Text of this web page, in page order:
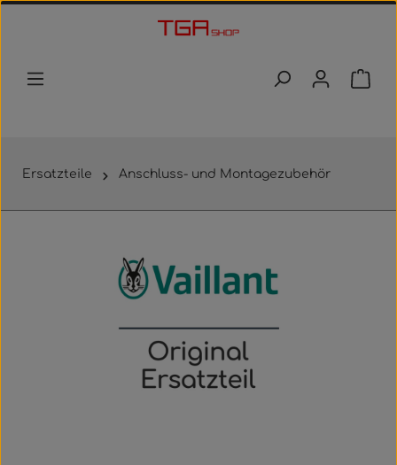
Zum Hauptinhalt springen
Ersatzteile Anschluss- und Montagezubehör